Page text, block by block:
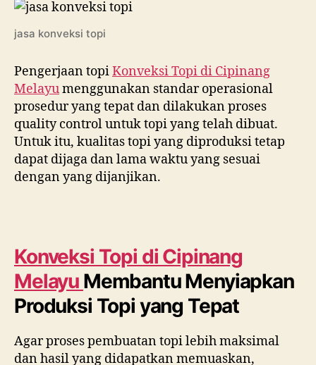
jasa konveksi topi
Pengerjaan topiKonveksi Topi di Cipinang
Melayumenggunakan standar operasional
prosedur yang tepat dan dilakukan proses
quality control untuk topi yang telah dibuat.
Untuk itu, kualitas topi yang diproduksi tetap
dapat dijaga dan lama waktu yang sesuai
dengan yang dijanjikan.
Konveksi Topi di Cipinang
Melayu Membantu Menyiapkan
Produksi Topi yang Tepat
Agar proses pembuatan topi lebih maksimal
dan hasil yang didapatkan memuaskan,